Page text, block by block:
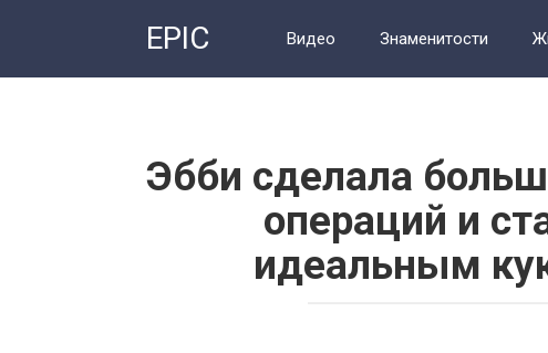
EPIC Видео Знаменитости
Эбби сделала
операций и
идеальным